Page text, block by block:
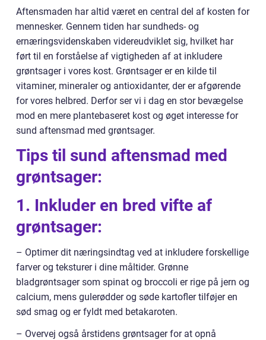
Aftensmaden har altid været en central del af kosten for
mennesker. Gennem tiden har sundheds- og
ernæringsvidenskaben videreudviklet sig, hvilket har
ført til en forståelse af vigtigheden af at inkludere
grøntsager i vores kost. Grøntsager er en kilde til
vitaminer, mineraler og antioxidanter, der er afgørende
for vores helbred. Derfor ser vi i dag en stor bevægelse
mod en mere plantebaseret kost og øget interesse for
sund aftensmad med grøntsager.
Tips til sund aftensmad med
grøntsager:
1. Inkluder en bred vifte af
grøntsager:
– Optimer dit næringsindtag ved at inkludere forskellige
farver og teksturer i dine måltider. Grønne
bladgrøntsager som spinat og broccoli er rige på jern og
calcium, mens gulerødder og søde kartofler tilføjer en
sød smag og er fyldt med betakaroten.
– Overvej også årstidens grøntsager for at opnå